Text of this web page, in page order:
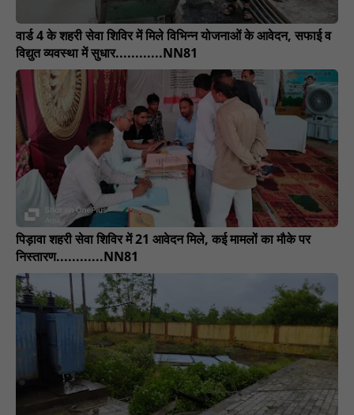
वार्ड 4 के शहरी सेवा शिविर में मिले विभिन्न योजनाओं के आवेदन, सफाई व
विद्युत व्यवस्था में सुधार............NN81
पिड़ावा शहरी सेवा शिविर में 21 आवेदन मिले, कई मामलों का मौके पर
निस्तारण............NN81